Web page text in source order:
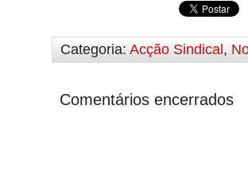
Categoria: Acção Sindical ,
Comentários encerrados